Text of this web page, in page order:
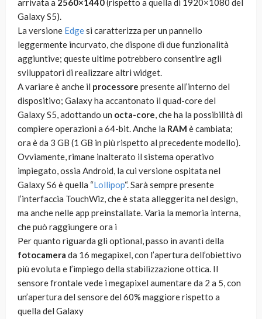
arrivata a 2560×1440(rispetto a quella di 1920×1080 del
Galaxy S5).
La versione Edgesi caratterizza per un pannello
leggermente incurvato, che dispone di due funzionalità
aggiuntive; queste ultime potrebbero consentire agli
sviluppatori di realizzare altri widget.
A variare è anche il processore presente all’interno del
dispositivo; Galaxy ha accantonato il quad-core del
Galaxy S5, adottando un octa-core, che ha la possibilità di
compiere operazioni a 64-bit. Anche la RAM è cambiata;
ora è da 3 GB (1 GB in più rispetto al precedente modello).
Ovviamente, rimane inalterato il sistema operativo
impiegato, ossia Android, la cui versione ospitata nel
Galaxy S6 è quella “Lollipop“. Sarà sempre presente
l’interfaccia TouchWiz, che è stata alleggerita nel design,
ma anche nelle app preinstallate. Varia la memoria interna,
che può raggiungere ora i
Per quanto riguarda gli optional, passo in avanti della
fotocamera da 16 megapixel, con l’apertura dell’obiettivo
più evoluta e l’impiego della stabilizzazione ottica. Il
sensore frontale vede i megapixel aumentare da 2 a 5, con
un’apertura del sensore del 60% maggiore rispetto a
quella del Galaxy